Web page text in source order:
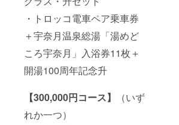
・トロッコ電車ペア乗車券
＋宇奈月温泉総湯「湯めど
ころ宇奈月」入浴券11枚＋
開湯100周年記念升
【300,000円コース】
（いず
れか一つ）